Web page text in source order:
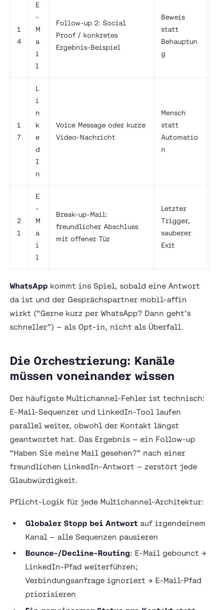
1
4
E
-
M
a
i
l
Follow-up 2: Social
Proof / konkretes
Ergebnis-Beispiel
Beweis
statt
Behauptun
g
1
7
L
i
n
k
e
d
I
n
Voice Message oder kurze
Video-Nachricht
Mensch
statt
Automatio
n
2
1
E
-
M
a
i
l
Break-up-Mail:
freundlicher Abschluss
mit offener Tür
Letzter
Trigger,
sauberer
Exit
WhatsApp kommt ins Spiel, sobald eine Antwort
da ist und der Gesprächspartner mobil-affin
wirkt (“Gerne kurz per WhatsApp? Dann geht’s
schneller”) — als Opt-in, nicht als Überfall.
Die Orchestrierung: Kanäle
müssen voneinander wissen
Der häufigste Multichannel-Fehler ist technisch:
E-Mail-Sequenzer und LinkedIn-Tool laufen
parallel weiter, obwohl der Kontakt längst
geantwortet hat. Das Ergebnis — ein Follow-up
“Haben Sie meine Mail gesehen?” nach einer
freundlichen LinkedIn-Antwort — zerstört jede
Glaubwürdigkeit.
Pflicht-Logik für jede Multichannel-Architektur:
Globaler Stopp bei Antwort auf irgendeinem
Kanal — alle Sequenzen pausieren
Bounce-/Decline-Routing: E-Mail gebounct →
LinkedIn-Pfad weiterführen;
Verbindungsanfrage ignoriert → E-Mail-Pfad
priorisieren